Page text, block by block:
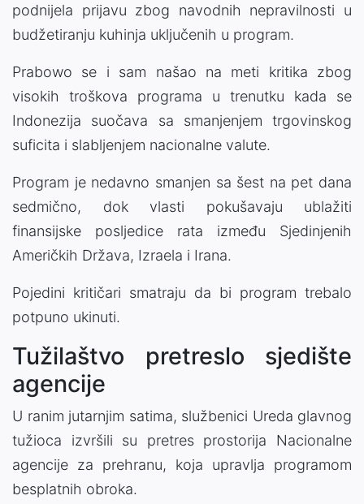
podnijela prijavu zbog navodnih nepravilnosti u
budžetiranju kuhinja uključenih u program.
Prabowo se i sam našao na meti kritika zbog
visokih troškova programa u trenutku kada se
Indonezija suočava sa smanjenjem trgovinskog
suficita i slabljenjem nacionalne valute.
Program je nedavno smanjen sa šest na pet dana
sedmično, dok vlasti pokušavaju ublažiti
finansijske posljedice rata između Sjedinjenih
Američkih Država, Izraela i Irana.
Pojedini kritičari smatraju da bi program trebalo
potpuno ukinuti.
Tužilaštvo pretreslo sjedište
agencije
U ranim jutarnjim satima, službenici Ureda glavnog
tužioca izvršili su pretres prostorija Nacionalne
agencije za prehranu, koja upravlja programom
besplatnih obroka.